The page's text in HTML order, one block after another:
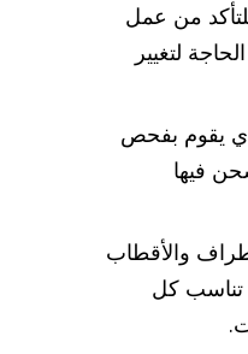
من عمل
لتغيير
يقوم بفحص
فيها
والأقطاب
تناسب كل